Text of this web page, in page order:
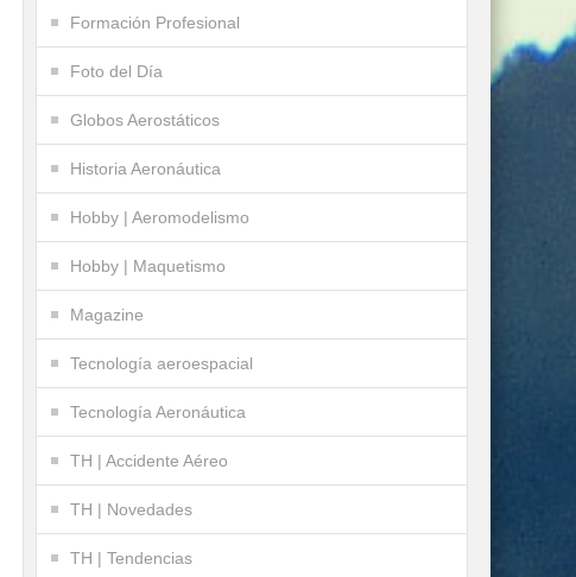
Formación Profesional
Foto del Día
Globos Aerostáticos
Historia Aeronáutica
Hobby | Aeromodelismo
Hobby | Maquetismo
Magazine
Tecnología aeroespacial
Tecnología Aeronáutica
TH | Accidente Aéreo
TH | Novedades
TH | Tendencias